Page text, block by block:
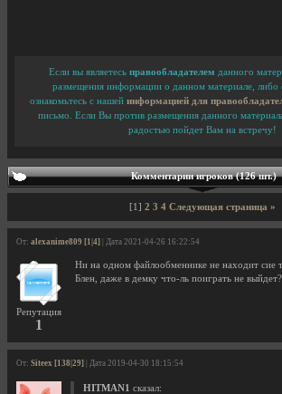
Если вы являетесь правообладателем данного
размещения информации о данном материале, либо
ознакомьтесь с нашей информацией для
письмо. Если Вы против размещения данного
радостью пойдет Вам на встречу!
Комментарии игроков (126 шт.)
[1] 2 3 4 Следующая страница »
От: alexanime809 [1|4] | Дата 2021-04-26 16:22:54
Репутация
1
Ни на одном файлообменнике не находит сие
Блен, даже в демку что-ль поиграть не выйдет?
От: Siteex [138|29] | Дата 2019-04-30 18:15:54
HITMAN1 сказал: